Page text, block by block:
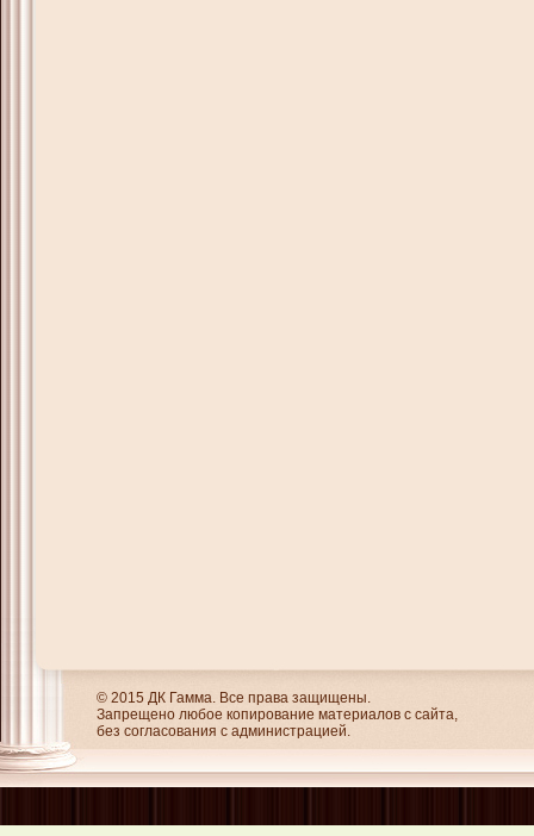
© 2015 ДК Гамма. Все права защищены.
Запрещено любое копирование материалов с сайта,
без согласования с администрацией.